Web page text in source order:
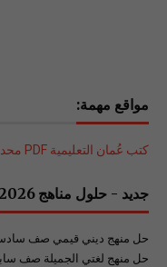
مواقع مهمة:
كتب عُمان التعليمية PDF محدثة 2026
جديد - حلول مناهج 2026
حل منهج ديني قيمي صف
حل منهج لغتي الجميلة صف